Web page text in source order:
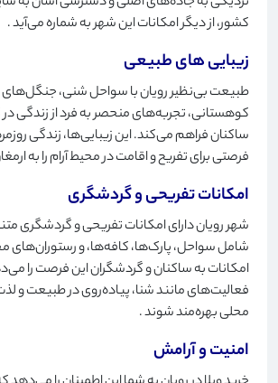
کشور، از دیگر امکانات این شهر به شماره می‌آید.
زیبایی های طبیعی
طبیعت بی‌نظیر رویان با سواحل شنی، جنگل‌های
کوهستانی، تجربه‌های منحصر به فرد از زندگی در
ساکنان فراهم می‌کند. این زیبایی‌ها، زندگی روزمره
فرصتی برای تفریح ​​و اقامت در محیط آرام را به
امکانات تفریحی و گردشگری
شهر رویان دارای امکانات تفریحی و گردشگری
شامل سواحل، پارک‌ها، کافه‌ها، و
امکانات به ساکنان و گردشگران این فرصت را
فعالیت‌های مانند شنا، پیاده‌روی در طبیعت و
محلی بهره‌مند شوند.
امنیت و آرامش